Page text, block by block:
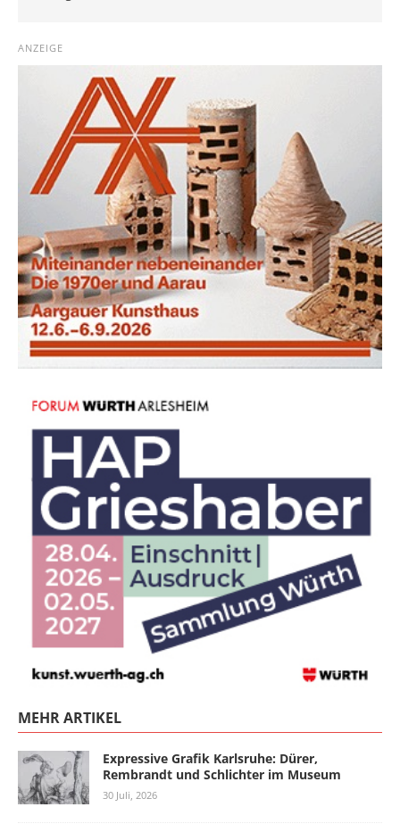
ANZEIGE
MEHR ARTIKEL
Expressive Grafik Karlsruhe: Dürer,
Rembrandt und Schlichter im Museum
30 Juli, 2026